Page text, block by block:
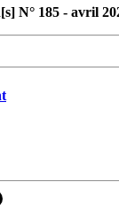
N° 185 - avril